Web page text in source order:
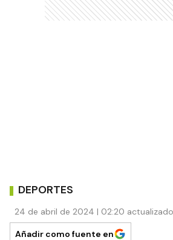
DEPORTES
24 de abril de 2024 | 02:20
Añadir como fuente en